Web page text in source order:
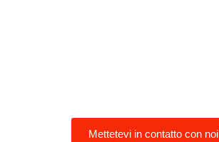
Mettetevi in contatto con noi